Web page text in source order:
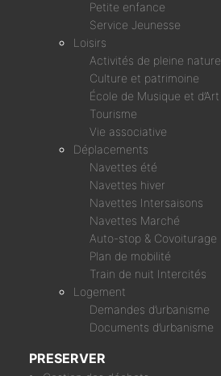
Petite enfance
Service Jeunesse
Loisirs
Activités de pleine nature
Culture et patrimoine
École de Musique et d’Art
Tourisme
Vie associative
Déplacements
Navettes été
Navettes hiver
Navettes Intersaisons
Navettes Marché
Auto-stop & Covoiturage
Plan de mobilité
Train de nuit Intercités
Logement
Demandes d’urbanisme
Documents d’urbanisme
PRESERVER